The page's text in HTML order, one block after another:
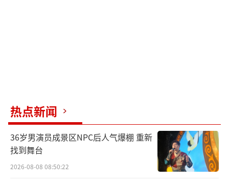
热点新闻
36岁男演员成景区NPC后人气爆棚 重新
找到舞台
2026-08-08 08:50:22